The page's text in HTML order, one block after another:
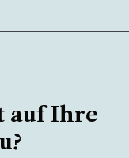
auf Ihre